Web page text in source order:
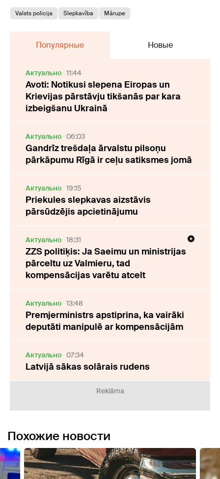
Valsts policija Slepkavība Mārupe
Популярные Новые
Актуально 11:44
Avoti: Notikusi slepena Eiropas un
Krievijas pārstāvju tikšanās par kara
izbeigšanu Ukrainā
Актуально 06:03
Gandrīz trešdaļa ārvalstu pilsoņu
pārkāpumu Rīgā ir ceļu satiksmes jomā
Актуально 19:15
Priekules slepkavas aizstāvis
pārsūdzējis apcietinājumu
Актуально 18:31
ZZS politiķis: Ja Saeimu un ministrijas
pārceltu uz Valmieru, tad
kompensācijas varētu atcelt
Актуально 13:48
Premjerministrs apstiprina, ka vairāki
deputāti manipulē ar kompensācijām
Актуально 07:34
Latvijā sākas solārais rudens
Reklāma
Похожие новости